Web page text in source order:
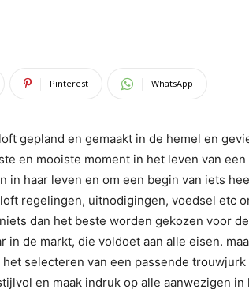
Pinterest WhatsApp
gepland en gemaakt in de hemel en
en mooiste moment in het leven van
in haar leven en om een begin van iets
regelingen, uitnodigingen, voedsel etc
dan het beste worden gekozen voor
de markt, die voldoet aan alle eisen.
selecteren van een passende
en maak indruk op alle aanwezigen